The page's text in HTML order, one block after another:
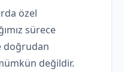
özel
sürece
doğrudan
değildir.